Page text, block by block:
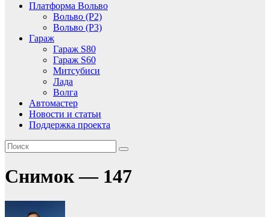
Платформа Вольво
Вольво (P2)
Вольво (P3)
Гараж
Гараж S80
Гараж S60
Митсубиси
Лада
Волга
Автомастер
Новости и статьи
Поддержка проекта
Снимок — 147